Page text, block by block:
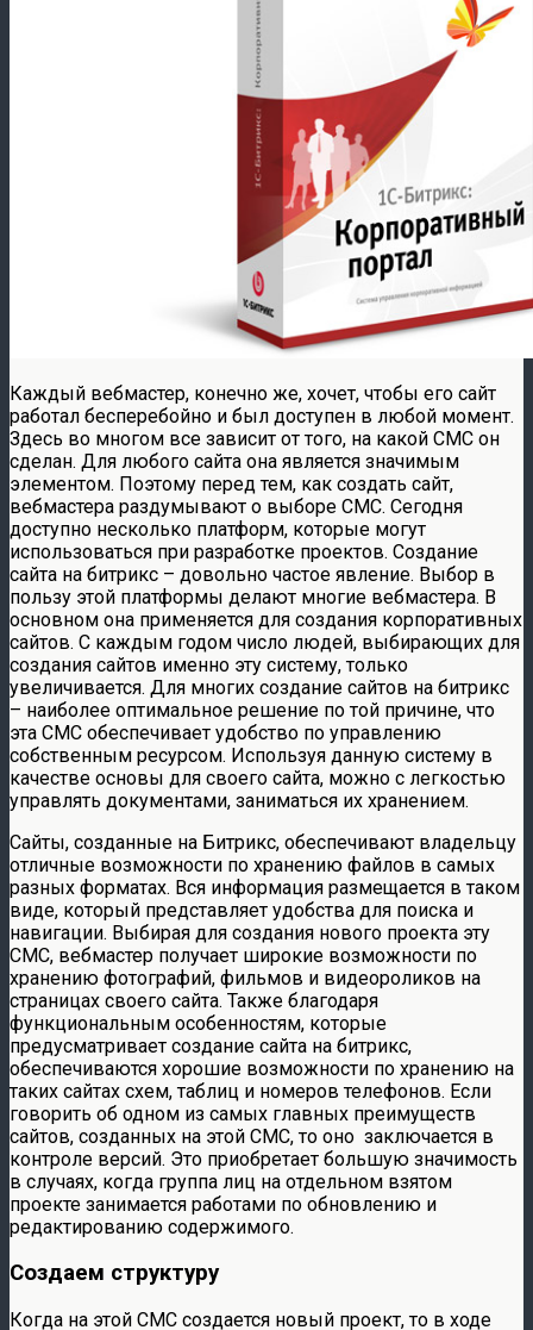
Каждый вебмастер, конечно же, хочет, чтобы его сайт
работал бесперебойно и был доступен в любой момент.
Здесь во многом все зависит от того, на какой СМС он
сделан. Для любого сайта она является значимым
элементом. Поэтому перед тем, как создать сайт,
вебмастера раздумывают о выборе СМС. Сегодня
доступно несколько платформ, которые могут
использоваться при разработке проектов. Создание
сайта на битрикс – довольно частое явление. Выбор в
пользу этой платформы делают многие вебмастера. В
основном она применяется для создания корпоративных
сайтов. С каждым годом число людей, выбирающих для
создания сайтов именно эту систему, только
увеличивается. Для многих создание сайтов на битрикс
– наиболее оптимальное решение по той причине, что
эта СМС обеспечивает удобство по управлению
собственным ресурсом. Используя данную систему в
качестве основы для своего сайта, можно с легкостью
управлять документами, заниматься их хранением.
Сайты, созданные на Битрикс, обеспечивают владельцу
отличные возможности по хранению файлов в самых
разных форматах. Вся информация размещается в таком
виде, который представляет удобства для поиска и
навигации. Выбирая для создания нового проекта эту
СМС, вебмастер получает широкие возможности по
хранению фотографий, фильмов и видеороликов на
страницах своего сайта. Также благодаря
функциональным особенностям, которые
предусматривает создание сайта на битрикс,
обеспечиваются хорошие возможности по хранению на
таких сайтах схем, таблиц и номеров телефонов. Если
говорить об одном из самых главных преимуществ
сайтов, созданных на этой СМС, то оно заключается в
контроле версий. Это приобретает большую значимость
в случаях, когда группа лиц на отдельном взятом
проекте занимается работами по обновлению и
редактированию содержимого.
Создаем структуру
Когда на этой СМС создается новый проект, то в ходе